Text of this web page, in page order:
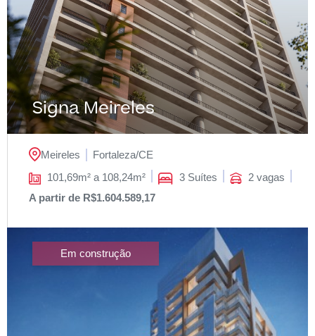
Signa Meireles
Meireles Fortaleza/CE
101,69m² a 108,24m²
3 Suítes
2 vagas
A partir de R$1.604.589,17
Em construção